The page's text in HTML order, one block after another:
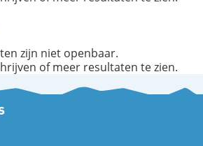
zijn niet openbaar.
of meer resultaten te zien.